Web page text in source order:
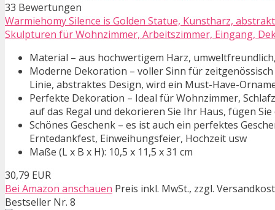
33 Bewertungen
Warmiehomy Silence is Golden Statue, Kunstharz,
Skulpturen für Wohnzimmer, Arbeitszimmer, Eingang,
Material – aus hochwertigem Harz,
Moderne Dekoration – voller Sinn für
Linie, abstraktes Design, wird ein Must-Have-
Perfekte Dekoration – Ideal für Wohnzimmer,
auf das Regal und dekorieren Sie Ihr Haus, fügen
Schönes Geschenk – es ist auch ein perfektes
Erntedankfest, Einweihungsfeier, Hochzeit usw
Maße (L x B x H): 10,5 x 11,5 x 31 cm
30,79 EUR
Bei Amazon anschauen Preis inkl. MwSt., zzgl.
Bestseller Nr. 8